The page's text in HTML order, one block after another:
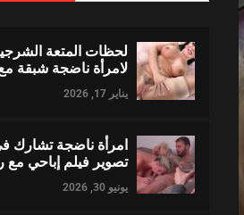
لحظات المتعة
لامرأة ناضجة شبقة
يناير 17, 2026
امرأة ناضجة تشارك
تصوير فيلم إباحي مع
يونيو 30, 2026